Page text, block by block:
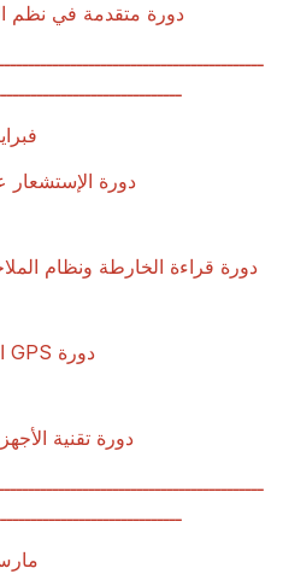
دورة متقدمة في نظم
دورة الإستشعار
دورة قراءة الخارطة ونظام
دورةGPS
دورة تقنية